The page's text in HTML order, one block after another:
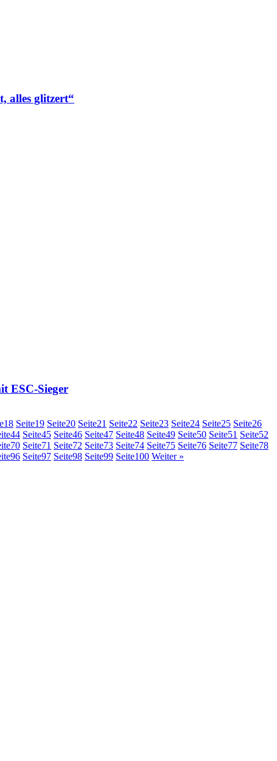
alles glitzert“
ESC-Sieger
18 Seite19 Seite20 Seite21 Seite22 Seite23 Seite24 Seite25 Seite26
44 Seite45 Seite46 Seite47 Seite48 Seite49 Seite50 Seite51 Seite52
70 Seite71 Seite72 Seite73 Seite74 Seite75 Seite76 Seite77 Seite78
96 Seite97 Seite98 Seite99 Seite100 Weiter »